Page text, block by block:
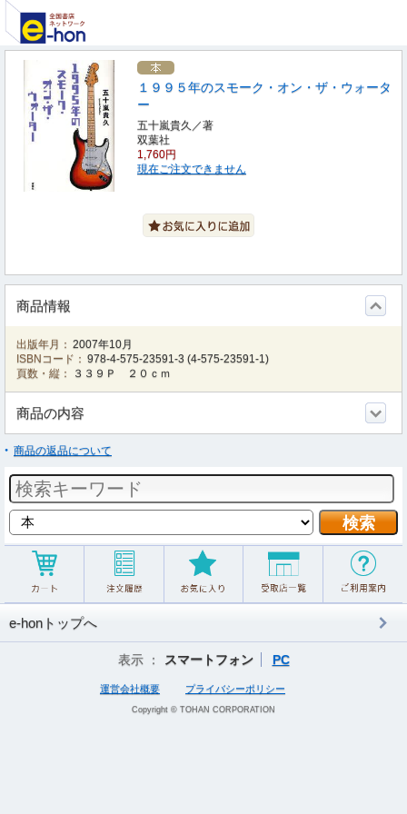
１９９５年のスモーク・オン・ザ・ウォータ
ー
五十嵐貴久／著
双葉社
1,760円
現在ご注文できません
商品情報
出版年月： 2007年10月
ISBNコード： 978-4-575-23591-3 (4-575-23591-1)
頁数・縦：
３３９Ｐ ２０ｃｍ
商品の内容
商品の返品について
e-honトップへ
表示 ： スマートフォン PC
運営会社概要 プライバシーポリシー
Copyright © TOHAN CORPORATION